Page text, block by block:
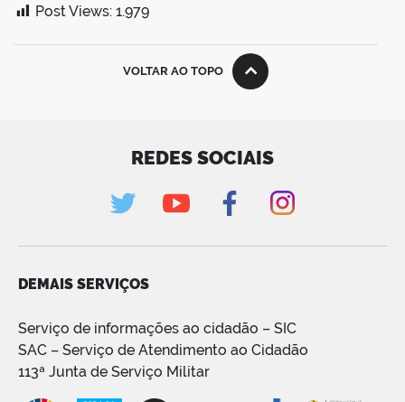
Post Views: 1.979
VOLTAR AO TOPO
REDES SOCIAIS
DEMAIS SERVIÇOS
Serviço de informações ao cidadão – SIC
SAC – Serviço de Atendimento ao Cidadão
113ª Junta de Serviço Militar